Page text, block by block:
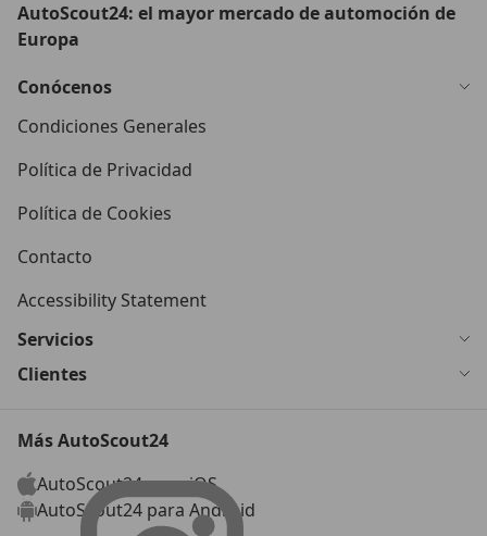
AutoScout24: el mayor mercado de automoción de
Europa
Conócenos
Condiciones Generales
Política de Privacidad
Política de Cookies
Contacto
Accessibility Statement
Servicios
Clientes
Más AutoScout24
AutoScout24 para iOS
AutoScout24 para Android